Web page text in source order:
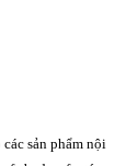
sản phẩm nội